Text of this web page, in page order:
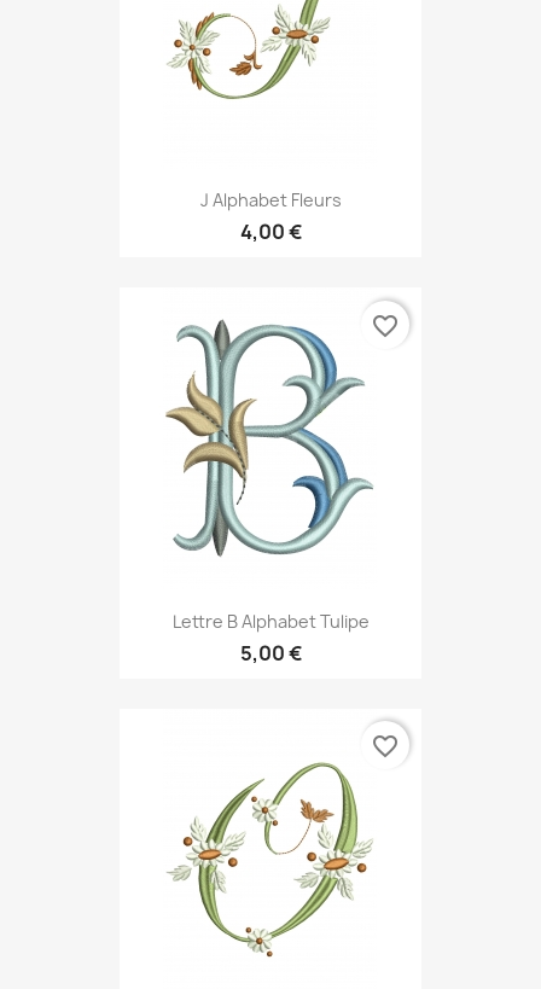
J Alphabet Fleurs
4,00 €
Lettre B Alphabet Tulipe
5,00 €
favorite_border
favorite_border